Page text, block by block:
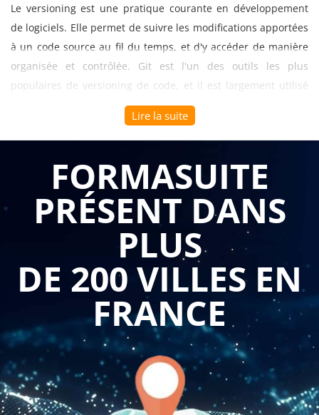
Le versioning est une pratique courante en développement
de logiciels. Elle permet de suivre les modifications apportées
à un code source au fil du temps, et d'y accéder de manière
organisée et contrôlée. Git est l'un des outils les plus
populaires de versioning de code, et il est largement utilisé
dans les entreprises et les organisations.
Apprendre à utiliser Git est donc un atout pour les
responsables de l'assurance qualité et les autres membres de
l'équipe technique peuvent également bénéficier d'une
formation en Git.
La formation en Git peut offrir plusieurs avantages pour les
entreprises. Tout d'abord, elle permet une collaboration
efficace entre les membres de l'équipe, même s'ils travaillent
sur des aspects différents d'un projet. Grâce au versioning, il
est possible de voir les modifications apportées au code et de
travailler sur les mêmes fichiers sans créer de conflits. Cela
permet un développement plus rapide et plus fluide.
En outre, Git permet de gérer les branches de
Lire la suite
FORMASUITE
PRÉSENT DANS
PLUS
DE 200 VILLES EN
FRANCE